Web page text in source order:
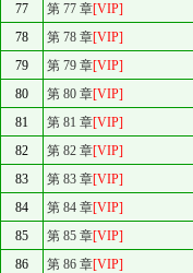
77
第 77 章[VIP]
78
第 78 章[VIP]
79
第 79 章[VIP]
80
第 80 章[VIP]
81
第 81 章[VIP]
82
第 82 章[VIP]
83
第 83 章[VIP]
84
第 84 章[VIP]
85
第 85 章[VIP]
86
第 86 章[VIP]